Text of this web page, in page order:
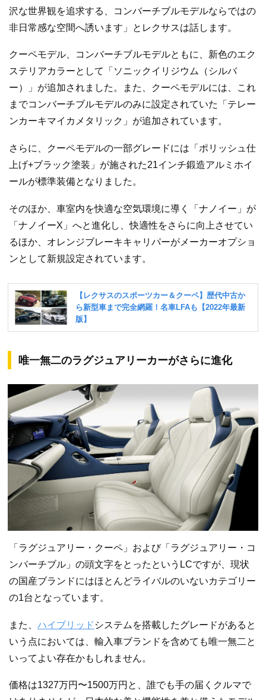
沢な世界観を追求する、コンバーチブルモデルならではの
非日常感な空間へ誘います」とレクサスは話します。
クーペモデル、コンバーチブルモデルともに、新色のエク
ステリアカラーとして「ソニックイリジウム（シルバ
ー）」が追加されました。また、クーペモデルには、これ
までコンバーチブルモデルのみに設定されていた「テレー
ンカーキマイカメタリック」が追加されています。
さらに、クーペモデルの一部グレードには「ポリッシュ仕
上げ+ブラック塗装」が施された21インチ鍛造アルミホイ
ールが標準装備となりました。
そのほか、車室内を快適な空気環境に導く「ナノイー」が
「ナノイーX」へと進化し、快適性をさらに向上させてい
るほか、オレンジブレーキキャリパーがメーカーオプショ
ンとして新規設定されています。
唯一無二のラグジュアリーカーがさらに進化
「ラグジュアリー・クーペ」および「ラグジュアリー・コ
ンバーチブル」の頭文字をとったというLCですが、現状
の国産ブランドにはほとんどライバルのいないカテゴリー
の1台となっています。
また、 ハイブリッド システムを搭載したグレードがあると
いう点においては、輸入車ブランドを含めても唯一無二と
いってよい存在かもしれません。
価格は1327万円〜1500万円と、誰でも手の届くクルマで